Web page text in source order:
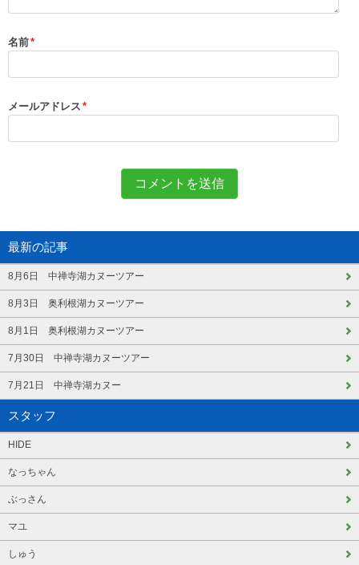
名前*
メールアドレス *
最新の記事
8月6日 中禅寺湖カヌーツアー
8月3日 奥利根湖カヌーツアー
8月1日 奥利根湖カヌーツアー
7月30日 中禅寺湖カヌーツアー
7月21日 中禅寺湖カヌー
スタッフ
HIDE
なっちゃん
ぶっさん
マユ
しゅう